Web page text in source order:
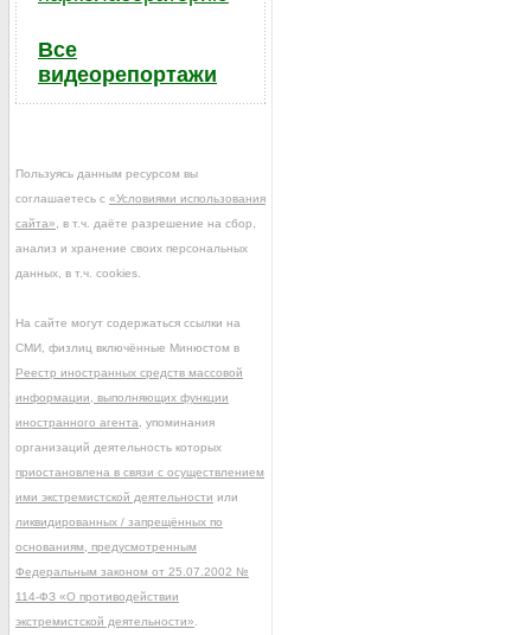
Все
видеорепортажи
Пользуясь данным ресурсом вы
соглашаетесь с «Условиями использования
сайта» , в т.ч. даёте разрешение на сбор,
анализ и хранение своих персональных
данных, в т.ч. cookies.
На сайте могут содержаться ссылки на
СМИ, физлиц включённые Минюстом в
Реестр иностранных средств массовой
информации, выполняющих функции
иностранного агента , упоминания
организаций деятельность которых
приостановлена в связи с осуществлением
ими экстремистской деятельности или
ликвидированных / запрещённых по
основаниям, предусмотренным
Федеральным законом от 25.07.2002 №
114-ФЗ «О противодействии
экстремистской деятельности»